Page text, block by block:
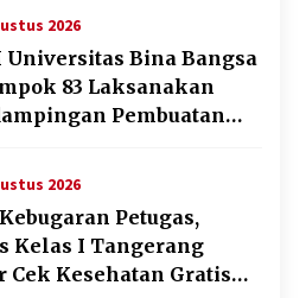
2026
Universitas Bina Bangsa
83 Laksanakan
Pembuatan
Pemasaran
di Desa Cempaka
2026
Petugas,
Kelas I Tangerang
Cek Kesehatan Gratis